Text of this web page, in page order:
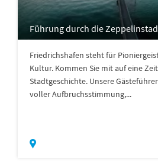
Führung durch die
Friedrichshafen steht für
Kultur. Kommen Sie mit auf eine
Stadtgeschichte. Unsere
voller Aufbruchsstimmung,...